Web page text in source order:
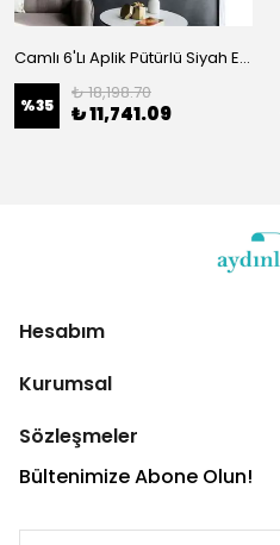
Camlı 6'Lı Aplik Pütürlü Siyah Eskitme 4921
%35
₺ 18,198.70
₺ 11,741.09
Hesabım
Kurumsal
Sözleşmeler
Bültenimize Abone Olun!